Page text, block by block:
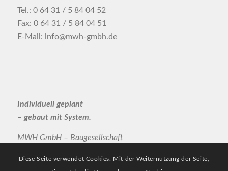
Tel.: 0 64 31 / 5 84 04 52
Fax: 0 64 31 / 5 84 04 51
E-Mail: info@mwh-gmbh.de
Individuell geplant
– gebaut mit System.
MWH GmbH – Baugesellschaft
Diese Seite verwendet Cookies. Mit der Weiternutzung der Seite,